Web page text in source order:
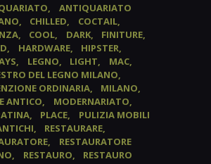
ANTIQUARIATO
CHILLED
COCTAIL
COOL DARK
FINITURE
HARDWARE
HIPSTER
LEGNO LIGHT
MAC
DEL LEGNO MILANO
ORDINARIA
MILANO
ANTICO
MODERNARIATO
PLACE
PULIZIA MOBILI
RESTAURARE
RESTAURATORE
RESTAURO
RESTAURO